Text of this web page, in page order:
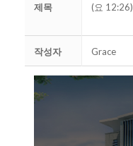
제목
(요 12:26)
작성자 Grace